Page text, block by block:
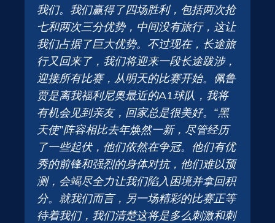
我们。我们赢得了四场胜利，包括两次抢
七和两次三分优势，中间没有旅行，这让
我们占据了巨大优势。不过现在，长途旅
行又回来了，我们将迎来一段长途跋涉，
迎接所有比赛，从明天的比赛开始。佩鲁
贾是离我福利尼奥最近的A1球队，我将
有机会见到亲友，回家总是很美好。“黑
天使”阵容相比去年焕然一新，尽管经历
了一些起伏，他们依然在争冠。他们有优
秀的前锋和强烈的身体对抗，他们难以预
测，会竭尽全力让我们陷入困境并拿回积
分。就我们而言，另一场精彩的比赛正等
待着我们，我们清楚这将是多么刺激和刺